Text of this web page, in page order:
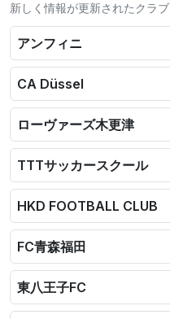
新しく情報が更新されたクラブ
アンフィニ
CA Düssel
ローヴァーズ木更津
TTTサッカースクール
HKD FOOTBALL CLUB
FC青森福田
東八王子FC